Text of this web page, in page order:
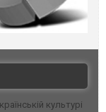
культурі